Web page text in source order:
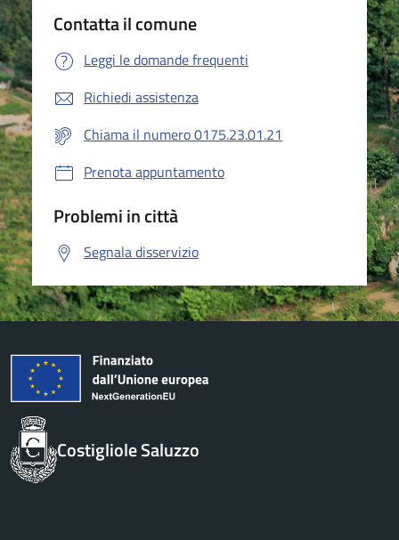
Contatta il comune
Leggi le domande frequenti
Richiedi assistenza
Chiama il numero 0175.23.01.21
Prenota appuntamento
Problemi in città
Segnala disservizio
Costigliole Saluzzo